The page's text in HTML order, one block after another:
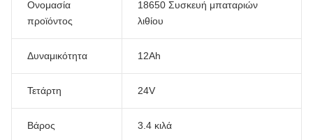
Ονομασία
προϊόντος
18650 Συσκευή μπαταριών
λιθίου
Δυναμικότητα 12Ah
Τετάρτη 24V
Βάρος 3.4 κιλά